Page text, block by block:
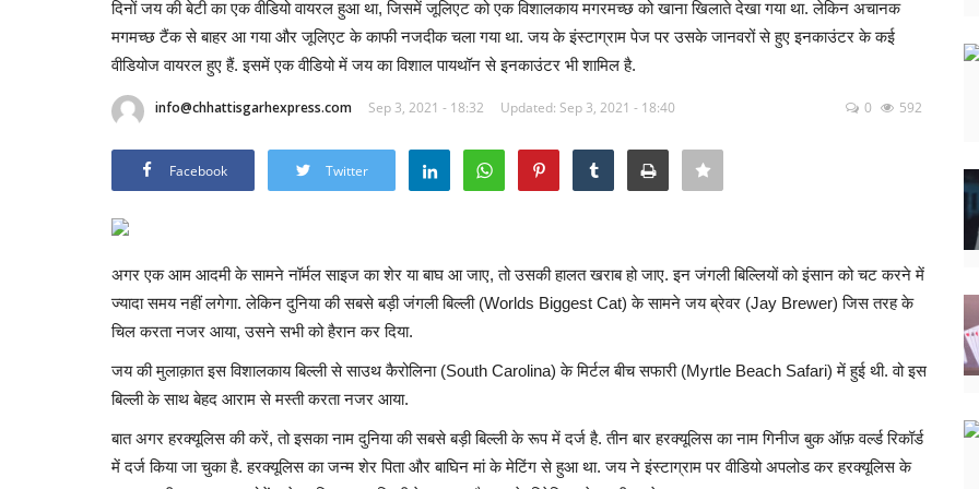
दिनों जय की बेटी का एक वीडियो वायरल हुआ था, जिसमें जूलिएट को एक विशालकाय मगरमच्छ को खाना खिलाते देखा गया था. लेकिन अचानक
मगमच्छ टैंक से बाहर आ गया और जूलिएट के काफी नजदीक चला गया था. जय के इंस्टाग्राम पेज पर उसके जानवरों से हुए इनकाउंटर के कई
वीडियोज वायरल हुए हैं. इसमें एक वीडियो में जय का विशाल पायथॉन से इनकाउंटर भी शामिल है.
info@chhattisgarhexpress.com Sep 3, 2021 - 18:32 Updated: Sep 3, 2021 - 18:40 0 592
Facebook Twitter
अगर एक आम आदमी के सामने नॉर्मल साइज का शेर या बाघ आ जाए, तो उसकी हालत खराब हो जाए. इन जंगली बिल्लियों को इंसान को चट करने में
ज्यादा समय नहीं लगेगा. लेकिन दुनिया की सबसे बड़ी जंगली बिल्ली (Worlds Biggest Cat) के सामने जय ब्रेवर (Jay Brewer) जिस तरह के
चिल करता नजर आया, उसने सभी को हैरान कर दिया.
जय की मुलाक़ात इस विशालकाय बिल्ली से साउथ कैरोलिना (South Carolina) के मिर्टल बीच सफारी (Myrtle Beach Safari) में हुई थी. वो इस
बिल्ली के साथ बेहद आराम से मस्ती करता नजर आया.
बात अगर हरक्यूलिस की करें, तो इसका नाम दुनिया की सबसे बड़ी बिल्ली के रूप में दर्ज है. तीन बार हरक्यूलिस का नाम गिनीज बुक ऑफ़ वर्ल्ड रिकॉर्ड
में दर्ज किया जा चुका है. हरक्यूलिस का जन्म शेर पिता और बाघिन मां के मेटिंग से हुआ था. जय ने इंस्टाग्राम पर वीडियो अपलोड कर हरक्यूलिस के